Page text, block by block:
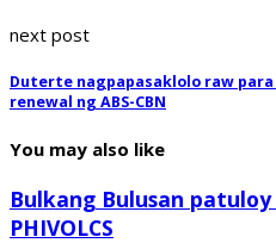
next post
Duterte nagpapasaklolo raw
renewal ng ABS-CBN
You may also like
Bulkang Bulusan
PHIVOLCS